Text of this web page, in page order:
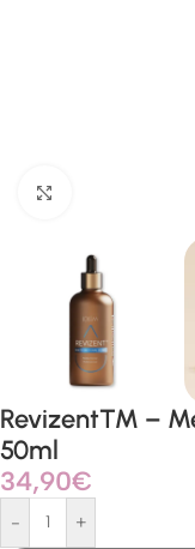
Revizent™ –
50ml
34,90€
- +